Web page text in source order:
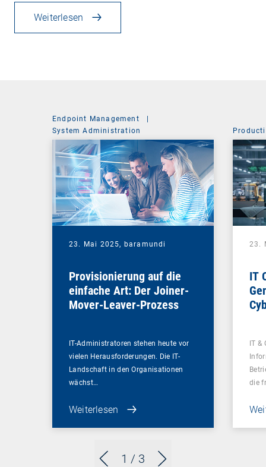
Weiterlesen
1 / 3
Endpoint Management
System Administration
23. Mai 2025, baramundi
Provisionierung auf die
einfache Art: Der Joiner-
Mover-Leaver-Prozess
IT-Administratoren stehen heute vor
vielen Herausforderungen. Die IT-
Landschaft in den Organisationen
wächst…
Weiterlesen
23.
IT
IT &
die